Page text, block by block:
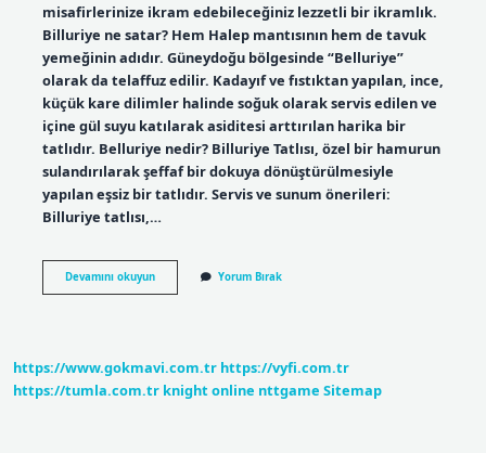
misafirlerinize ikram edebileceğiniz lezzetli bir ikramlık.
Billuriye ne satar? Hem Halep mantısının hem de tavuk
yemeğinin adıdır. Güneydoğu bölgesinde “Belluriye”
olarak da telaffuz edilir. Kadayıf ve fıstıktan yapılan, ince,
küçük kare dilimler halinde soğuk olarak servis edilen ve
içine gül suyu katılarak asiditesi arttırılan harika bir
tatlıdır. Belluriye nedir? Billuriye Tatlısı, özel bir hamurun
sulandırılarak şeffaf bir dokuya dönüştürülmesiyle
yapılan eşsiz bir tatlıdır. Servis ve sunum önerileri:
Billuriye tatlısı,…
Devamını okuyunBilluriye
Hangi
Yorum Bırak
https://www.gokmavi.com.tr https://vyfi.com.tr
https://tumla.com.tr knight online nttgame Sitemap